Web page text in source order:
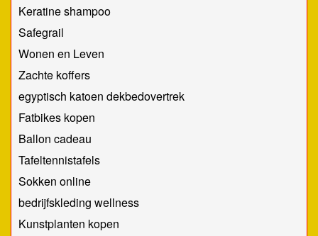
Keratine shampoo
Safegrail
Wonen en Leven
Zachte koffers
egyptisch katoen dekbedovertrek
Fatbikes kopen
Ballon cadeau
Tafeltennistafels
Sokken online
bedrijfskleding wellness
Kunstplanten kopen